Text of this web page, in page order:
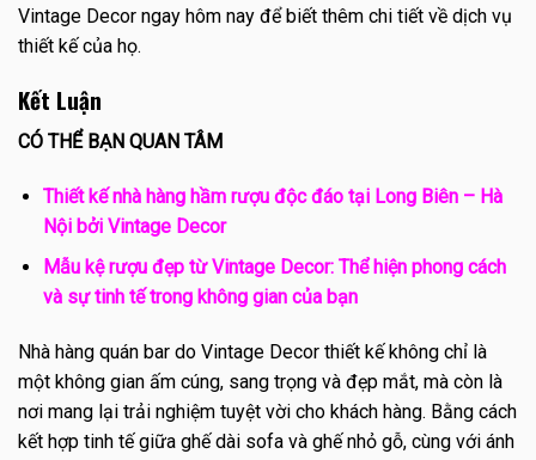
Vintage Decor ngay hôm nay để biết thêm chi tiết về dịch vụ
thiết kế của họ.
Kết Luận
CÓ THỂ BẠN QUAN TÂM
Thiết kế nhà hàng hầm rượu độc đáo tại Long Biên – Hà
Nội bởi Vintage Decor
Mẫu kệ rượu đẹp từ Vintage Decor: Thể hiện phong cách
và sự tinh tế trong không gian của bạn
Nhà hàng quán bar do Vintage Decor thiết kế không chỉ là
một không gian ấm cúng, sang trọng và đẹp mắt, mà còn là
nơi mang lại trải nghiệm tuyệt vời cho khách hàng. Bằng cách
kết hợp tinh tế giữa ghế dài sofa và ghế nhỏ gỗ, cùng với ánh